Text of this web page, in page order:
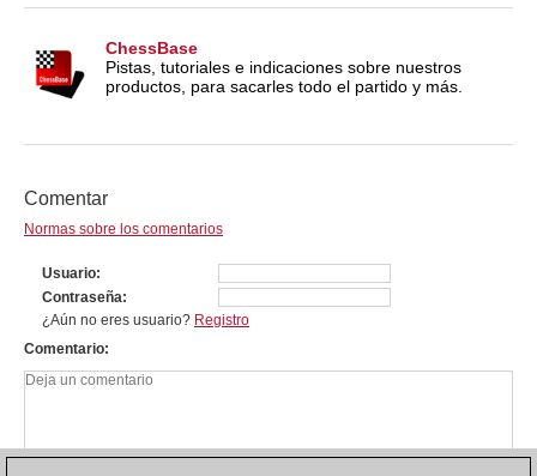
ChessBase
Pistas, tutoriales e indicaciones sobre nuestros
productos, para sacarles todo el partido y más.
Comentar
Normas sobre los comentarios
Usuario
Contraseña
¿Aún no eres usuario? Registro
Comentario